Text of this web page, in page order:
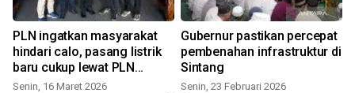
PLN ingatkan masyarakat
hindari calo, pasang listrik
baru cukup lewat PLN
Mobile
Senin, 16 Maret 2026
Gubernur pastikan percepat
pembenahan infrastruktur di
Sintang
Senin, 23 Februari 2026